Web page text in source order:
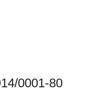
0001-80